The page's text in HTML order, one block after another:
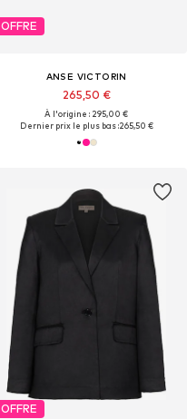
OFFRE
ANSE VICTORIN
265,50 €
À l'origine : 295,00 €
Dernier prix le plus bas :265,50 €
OFFRE